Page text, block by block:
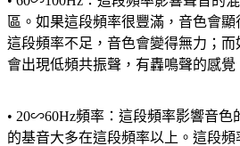
區。如果這段頻率很豐滿，音色會
這段頻率不足，音色會變得無力；
會出現低頻共振聲，有轟鳴聲的感覺
• 20∽60Hz頻率：這段頻率影響音色
的基音大多在這段頻率以上。這段